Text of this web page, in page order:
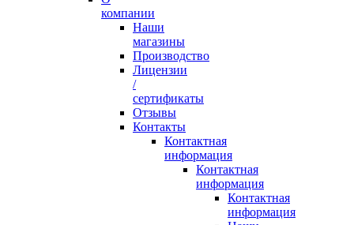
компании
Наши
магазины
Производство
Лицензии
/
сертификаты
Отзывы
Контакты
Контактная
информация
Контактная
информация
Контактная
информация